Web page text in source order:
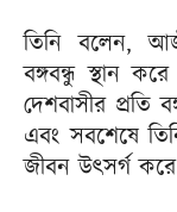
তিনি বলেন,
বঙ্গবন্ধু স্থান
দেশবাসীর প্রতি
এবং সবশেষে
জীবন উৎসর্গ